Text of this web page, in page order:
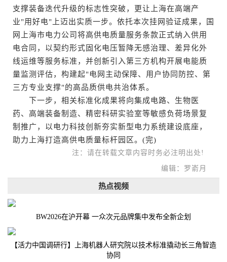
支撑装备迭代升级的标志性突破，更让上海在高端产
业"用好电"上迈出实质一步。依托本次挂网验证成果，国
网上海市电力公司将高供电质量服务条款正式纳入供用
电合同，以契约形式固化电压暂降无感治理、差异化外
线运维等服务标准，并创新引入第三方机构开展电能质
量监测评估，构建起"电网主动保障、用户协同防控、第
三方专业支撑"的高品质供电共治体系。
下一步，相关标准化成果将向集成电路、生物医
药、高端装备制造、精密科研实验室等敏感负荷场景复
制推广，以电力科技创新夯实新型电力系统建设底座，
助力上海打造高供电质量标杆园区。(完)
注：请在转载文章内容时务必注明出处!
编辑：罗嵛月
热点视频
BW2026在沪开幕 一众次元品牌集中发布全新企划
【活力中国调研行】上海机器人研究院以技术标准撬动长三角智造
协同